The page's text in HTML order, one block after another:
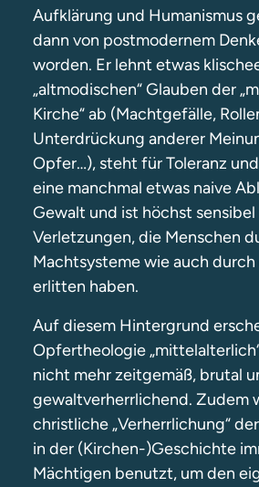
Aufklärung und Humanismus
dann von postmodernem
worden. Er lehnt etwas
„altmodischen“ Glauben der
Kirche“ ab (Machtgefälle,
Unterdrückung anderer
Opfer…), steht für Toleranz
eine manchmal etwas naive
Gewalt und ist höchst
Verletzungen, die Menschen
Machtsysteme wie auch
erlitten haben.
Auf diesem Hintergrund
Opfertheologie
nicht mehr zeitgemäß, brutal
gewaltverherrlichend. Zudem
christliche „Verherrlichung“
in der (Kirchen-)Geschichte
Mächtigen benutzt, um den